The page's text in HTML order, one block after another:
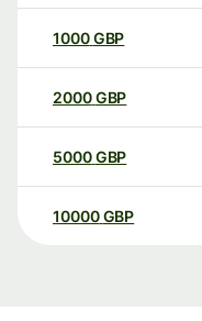
1000GBP
2000GBP
5000GBP
10000 GBP